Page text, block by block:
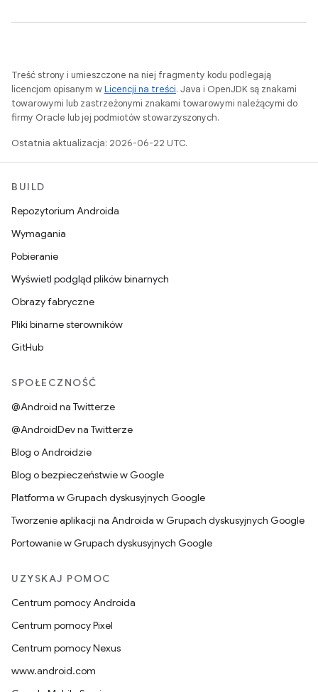
Treść strony i umieszczone na niej fragmenty kodu podlegają
licencjom opisanym wLicencji na treści. Java i OpenJDK są znakami
towarowymi lub zastrzeżonymi znakami towarowymi należącymi do
firmy Oracle lub jej podmiotów stowarzyszonych.
Ostatnia aktualizacja: 2026-06-22 UTC.
BUILD
Repozytorium Androida
Wymagania
Pobieranie
Wyświetl podgląd plików binarnych
Obrazy fabryczne
Pliki binarne sterowników
GitHub
SPOŁECZNOŚĆ
@Android na Twitterze
@AndroidDev na Twitterze
Blog o Androidzie
Blog o bezpieczeństwie w Google
Platforma w Grupach dyskusyjnych Google
Tworzenie aplikacji na Androida w Grupach dyskusyjnych Google
Portowanie w Grupach dyskusyjnych Google
UZYSKAJ POMOC
Centrum pomocy Androida
Centrum pomocy Pixel
Centrum pomocy Nexus
www.android.com